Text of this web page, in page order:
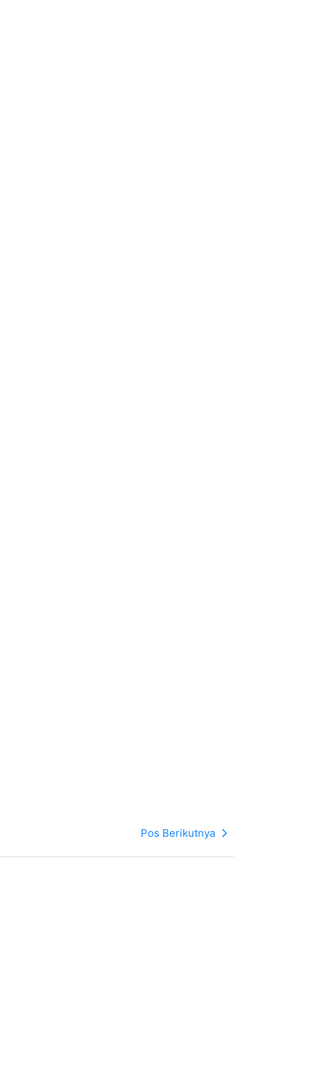
Pos Berikutnya